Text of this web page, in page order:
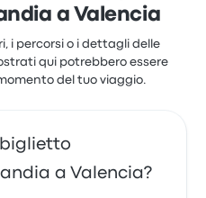
a Valencia
i percorsi o i dettagli delle
qui potrebbero essere
del tuo viaggio.
a Valencia?